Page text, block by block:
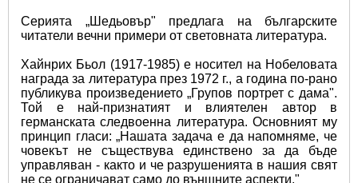
Серията „Шедьовър" предлага на българските
читатели вечни примери от световната литература.
Хайнрих Бьол (1917-1985) е носител на Нобеловата
награда за литература през 1972 г., а година по-рано
публикува произведението „Групов портрет с дама".
Той е най-признатият и влиятелен автор в
германската следвоенна литература. Основният му
принцип гласи: „Нашата задача е да напомняме, че
човекът не съществува единствено за да бъде
управляван - както и че разрушенията в нашия свят
не се ограничават само до външните аспекти."